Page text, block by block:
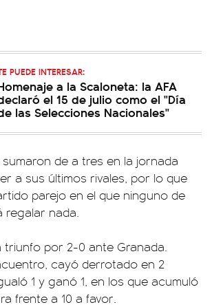
PUEDE INTERESAR:
a la Scaloneta: la AFA
el 15 de julio como el "Día
las Selecciones Nacionales"
de a tres en la jornada
a sus últimos rivales, por lo que
parejo en el que ninguno de
regalar nada.
por 2-0 ante Granada.
cayó derrotado en 2
1 y ganó 1, en los que acumuló
frente a 10 a favor.